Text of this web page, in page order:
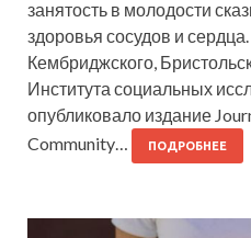
занятость в молодости
здоровья сосудов и
Кембриджского,
Института социальных
опубликовало издание
Community…
ПОДРОБНЕЕ